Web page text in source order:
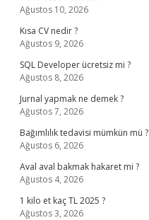
Ağustos 10, 2026
Kısa CV nedir ?
Ağustos 9, 2026
SQL Developer ücretsiz mi ?
Ağustos 8, 2026
Jurnal yapmak ne demek ?
Ağustos 7, 2026
Bağımlılık tedavisi mümkün mü ?
Ağustos 6, 2026
Aval aval bakmak hakaret mi ?
Ağustos 4, 2026
1 kilo et kaç TL 2025 ?
Ağustos 3, 2026